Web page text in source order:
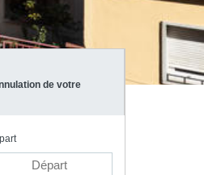
de votre